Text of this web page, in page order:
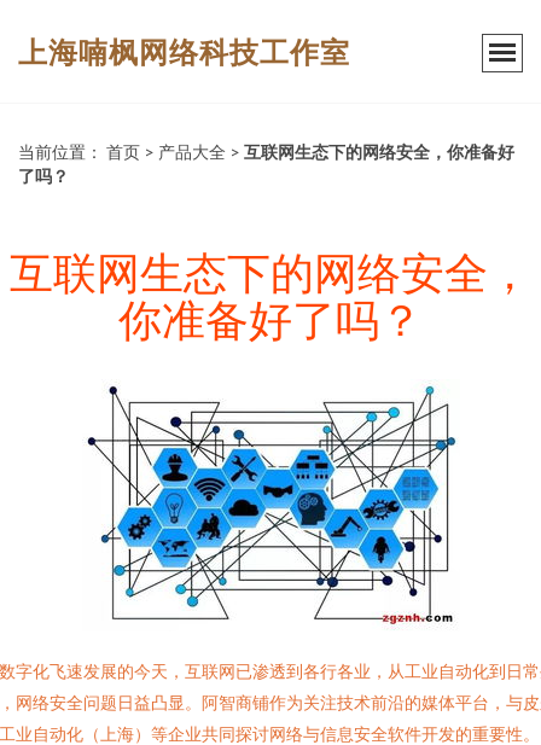
上海喃枫网络科技工作室
当前位置： 首页 > 产品大全 > 互联网生态下的网络安全，你准备好
了吗？
互联网生态下的网络安全，
你准备好了吗？
字化飞速发展的今天，互联网已渗透到各行各业，从工业自动化到日
网络安全问题日益凸显。阿智商铺作为关注技术前沿的媒体平台，与
业自动化（上海）等企业共同探讨网络与信息安全软件开发的重要性。